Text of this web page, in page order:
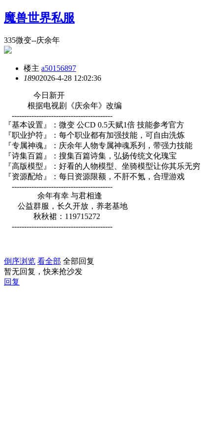
魔兽世界私服
335微变--庆余年
楼主 a50156897
18902026-4-28 12:02:36
今日新开
根据电视剧《庆余年》改编
-----------------------------------------
『基本设置』：微变 公CD 0.5天赋1倍 技能参考官方
『职业护符』：每个职业都有加强技能，可自由洗炼
『专属神魂』：庆余年人物专属神魂系列，带强力技能
『诗集百篇』：搜集百篇诗集，弘扬传统文化瑰宝
『高版模型』：好看的人物模型、坐骑模型让你其乐无穷
『资源配给』：每日资源限额，不肝不氪，合理游戏
-----------------------------------------
余年有幸 与君相逢
公益群服，长久开放，养老基地
秋秋裙：119715272
-----------------------------------------
倒序浏览 看全部 全部回复
暂无回复，快来抢沙发
回复